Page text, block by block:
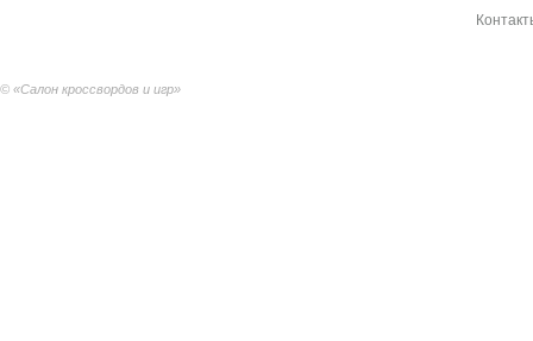
© «Салон кроссвордов и игр»